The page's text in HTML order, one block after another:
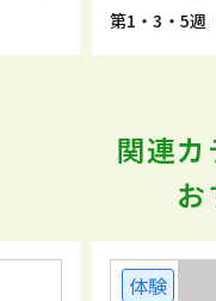
第1・3・5週
関連
体験